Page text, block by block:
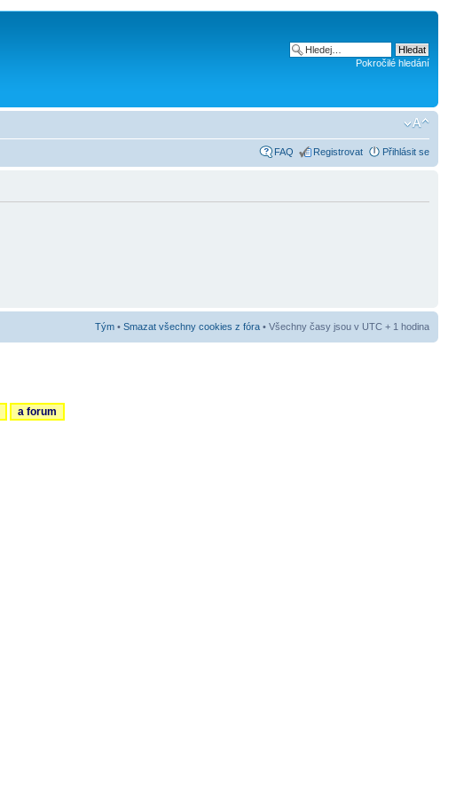
Pokročilé hledání
FAQ Registrovat Přihlásit se
Tým • Smazat všechny cookies z fóra • Všechny časy jsou v UTC + 1 hodina
a forum